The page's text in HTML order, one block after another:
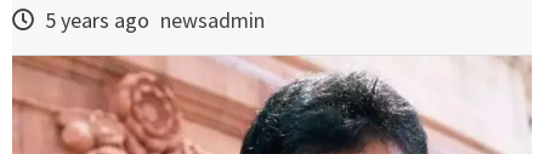
5 years ago newsadmin